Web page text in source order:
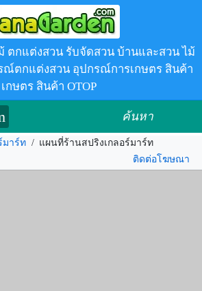
ตกแต่งสวน รับจัดสวน บ้านและสวน ไม้
ณ์ตกแต่งสวน อุปกรณ์การเกษตร สินค้า
เกษตร สินค้า OTOP
ค้นหา
มาร์ท / แผนที่ร้านสปริงเกลอร์มาร์ท
ติดต่อโฆษณา